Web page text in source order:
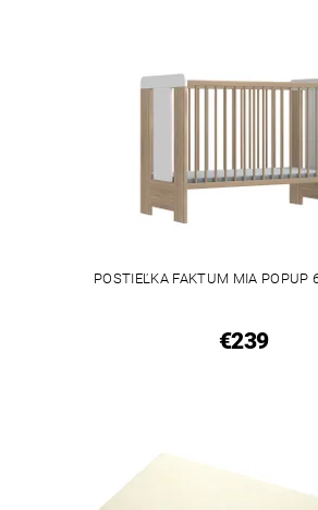
POSTIEĽKA FAKTUM MIA POPUP
€239